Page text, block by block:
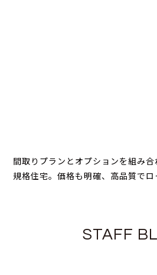
間取りプランとオプションを組み
規格住宅。価格も明確、高品質でロ
STAFF